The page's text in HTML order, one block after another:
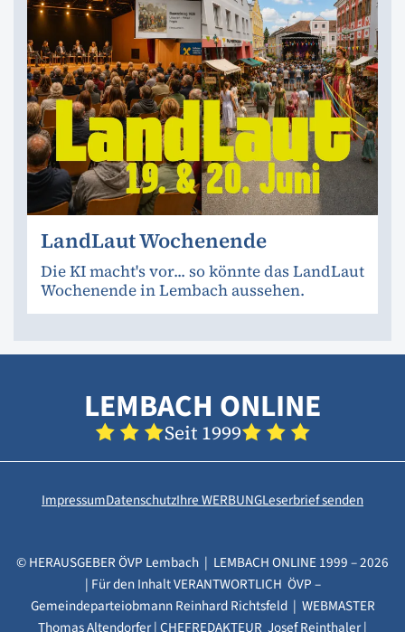
LandLaut Wochenende
Die KI macht's vor... so könnte das LandLaut
Wochenende in Lembach aussehen.
LEMBACH ONLINE
Seit 1999
ImpressumDatenschutzIhre WERBUNGLeserbrief senden
© HERAUSGEBER ÖVP Lembach | LEMBACH ONLINE 1999 – 2026
| Für den Inhalt VERANTWORTLICH ÖVP –
Gemeindeparteiobmann Reinhard Richtsfeld | WEBMASTER
Thomas Altendorfer | CHEFREDAKTEUR Josef Reinthaler |